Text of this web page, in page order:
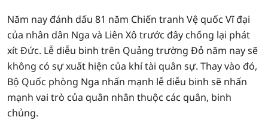
Năm nay đánh dấu 81 năm Chiến tranh Vệ quốc Vĩ đại
của nhân dân Nga và Liên Xô trước đây chống lại phát
xít Đức. Lễ diễu binh trên Quảng trường Đỏ năm nay sẽ
không có sự xuất hiện của khí tài quân sự. Thay vào đó,
Bộ Quốc phòng Nga nhấn mạnh lễ diễu binh sẽ nhấn
mạnh vai trò của quân nhân thuộc các quân, binh
chủng.